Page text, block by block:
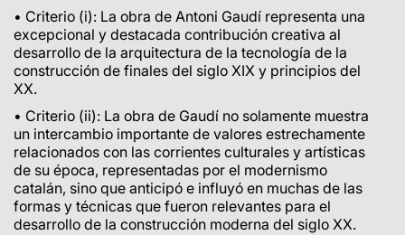
• Criterio (i): La obra de Antoni Gaudí representa una
excepcional y destacada contribución creativa al
desarrollo de la arquitectura de la tecnología de la
construcción de finales del siglo XIX y principios del
XX.
• Criterio (ii): La obra de Gaudí no solamente muestra
un intercambio importante de valores estrechamente
relacionados con las corrientes culturales y artísticas
de su época, representadas por el modernismo
catalán, sino que anticipó e influyó en muchas de las
formas y técnicas que fueron relevantes para el
desarrollo de la construcción moderna del siglo XX.